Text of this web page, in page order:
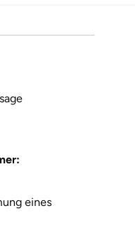
eines